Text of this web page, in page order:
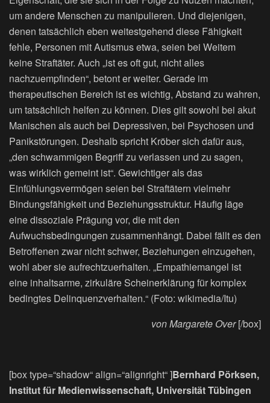
um andere Menschen zu manipulieren. Und diejenigen,
denen tatsächlich eben weitestgehend diese Fähigkeit
fehle, Personen mit Autismus etwa, seien bei Weitem
keine Straftäter. Auch „ist es oft gut, nicht alles
nachzuempfinden“, betont er weiter. Gerade im
therapeutischen Bereich ist es wichtig, Abstand zu wahren,
um tatsächlich helfen zu können. Dies gilt sowohl bei akut
Manischen als auch bei Depressiven, bei Psychosen und
Panikstörungen. Deshalb spricht Kröber sich dafür aus,
„den schwammigen Begriff zu verlassen und zu sagen,
was wirklich gemeint ist“. Gewichtiger als das
Einfühlungsvermögen seien bei Straftätern vielmehr
Bindungsfähigkeit und Beziehungsstruktur. Häufig läge
eine dissoziale Prägung vor, die mit den
Aufwuchsbedingungen zusammenhängt. Dabei fällt es den
Betroffenen zwar nicht schwer, Beziehungen einzugehen,
wohl aber sie aufrechtzuerhalten. „Empathiemangel ist
eine inhaltsarme, zirkuläre Scheinerklärung für komplex
bedingtes Delinquenzverhalten.“ (Foto: wikimedia/Itu)
von Margarete Over[/box]
[box type=“shadow“ align=“alignright“ ]Bernhard Pörksen,
Institut für Medienwissenschaft, Universität Tübingen